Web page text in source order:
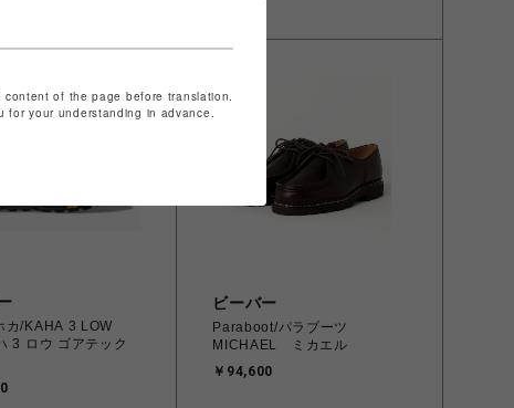
カ/KAHA 3 LOW
3 ロウ ゴアテック
ビーバー
Paraboot/パラブーツ
MICHAEL ミカエル
￥94,600
of the page before translation.
for your understanding in advance.